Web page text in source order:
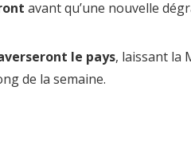
avant qu’une nouvelle
le pays, laissant la
de la semaine.